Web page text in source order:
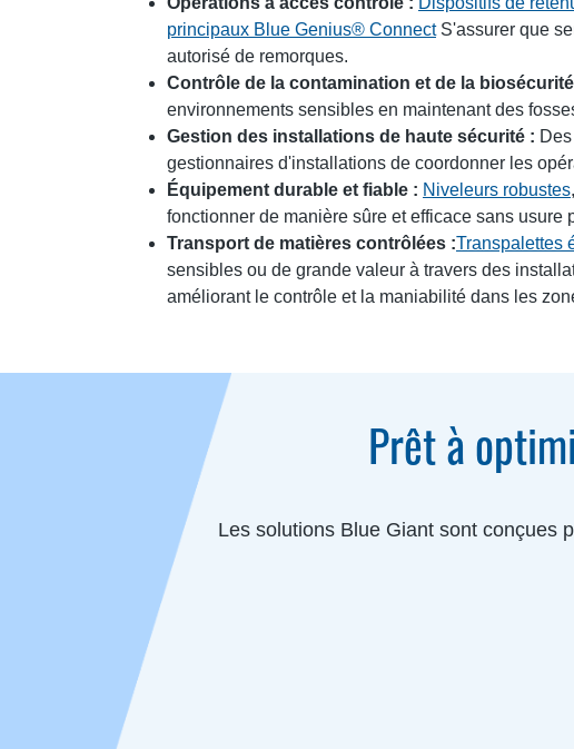
principaux Blue Genius® ConnectS'assurer que
autorisé de remorques.
Contrôle de la contamination et de la
environnements sensibles en maintenant des
Gestion des installations de haute sécurité :
gestionnaires d'installations de coordonner les
Équipement durable et fiable : Niveleurs robustes,
fonctionner de manière sûre et efficace sans usure
Transport de matières contrôlées :Transpalettes
sensibles ou de grande valeur à travers des
améliorant le contrôle et la maniabilité dans les
Prêt à
Les solutions Blue Giant sont conçues